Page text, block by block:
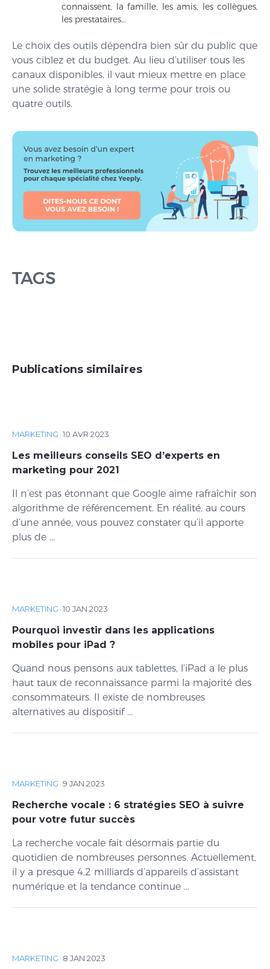
connaissent, la famille, les amis, les collègues,
les prestataires…
Le choix des outils dépendra bien sûr du public que
vous ciblez et du budget. Au lieu d’utiliser tous les
canaux disponibles, il vaut mieux mettre en place
une solide stratégie à long terme pour trois ou
quatre outils.
TAGS
Publications similaires
MARKETING ·10 AVR 2023
Les meilleurs conseils SEO d’experts en
marketing pour 2021
Il n’est pas étonnant que Google aime rafraîchir son
algorithme de référencement. En réalité, au cours
d’une année, vous pouvez constater qu’il apporte
plus de ...
MARKETING ·10 JAN 2023
Pourquoi investir dans les applications
mobiles pour iPad ?
Quand nous pensons aux tablettes, l’iPad a le plus
haut taux de reconnaissance parmi la majorité des
consommateurs. Il existe de nombreuses
alternatives au dispositif ...
MARKETING ·9 JAN 2023
Recherche vocale : 6 stratégies SEO à suivre
pour votre futur succès
La recherche vocale fait désormais partie du
quotidien de nombreuses personnes. Actuellement,
il y a presque 4,2 milliards d’appareils d’assistant
numérique et la tendance continue ...
MARKETING · 8 JAN 2023